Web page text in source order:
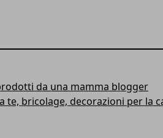
da una mamma blogger
te, bricolage, decorazioni per la